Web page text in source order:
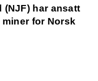
har ansatt
for Norsk